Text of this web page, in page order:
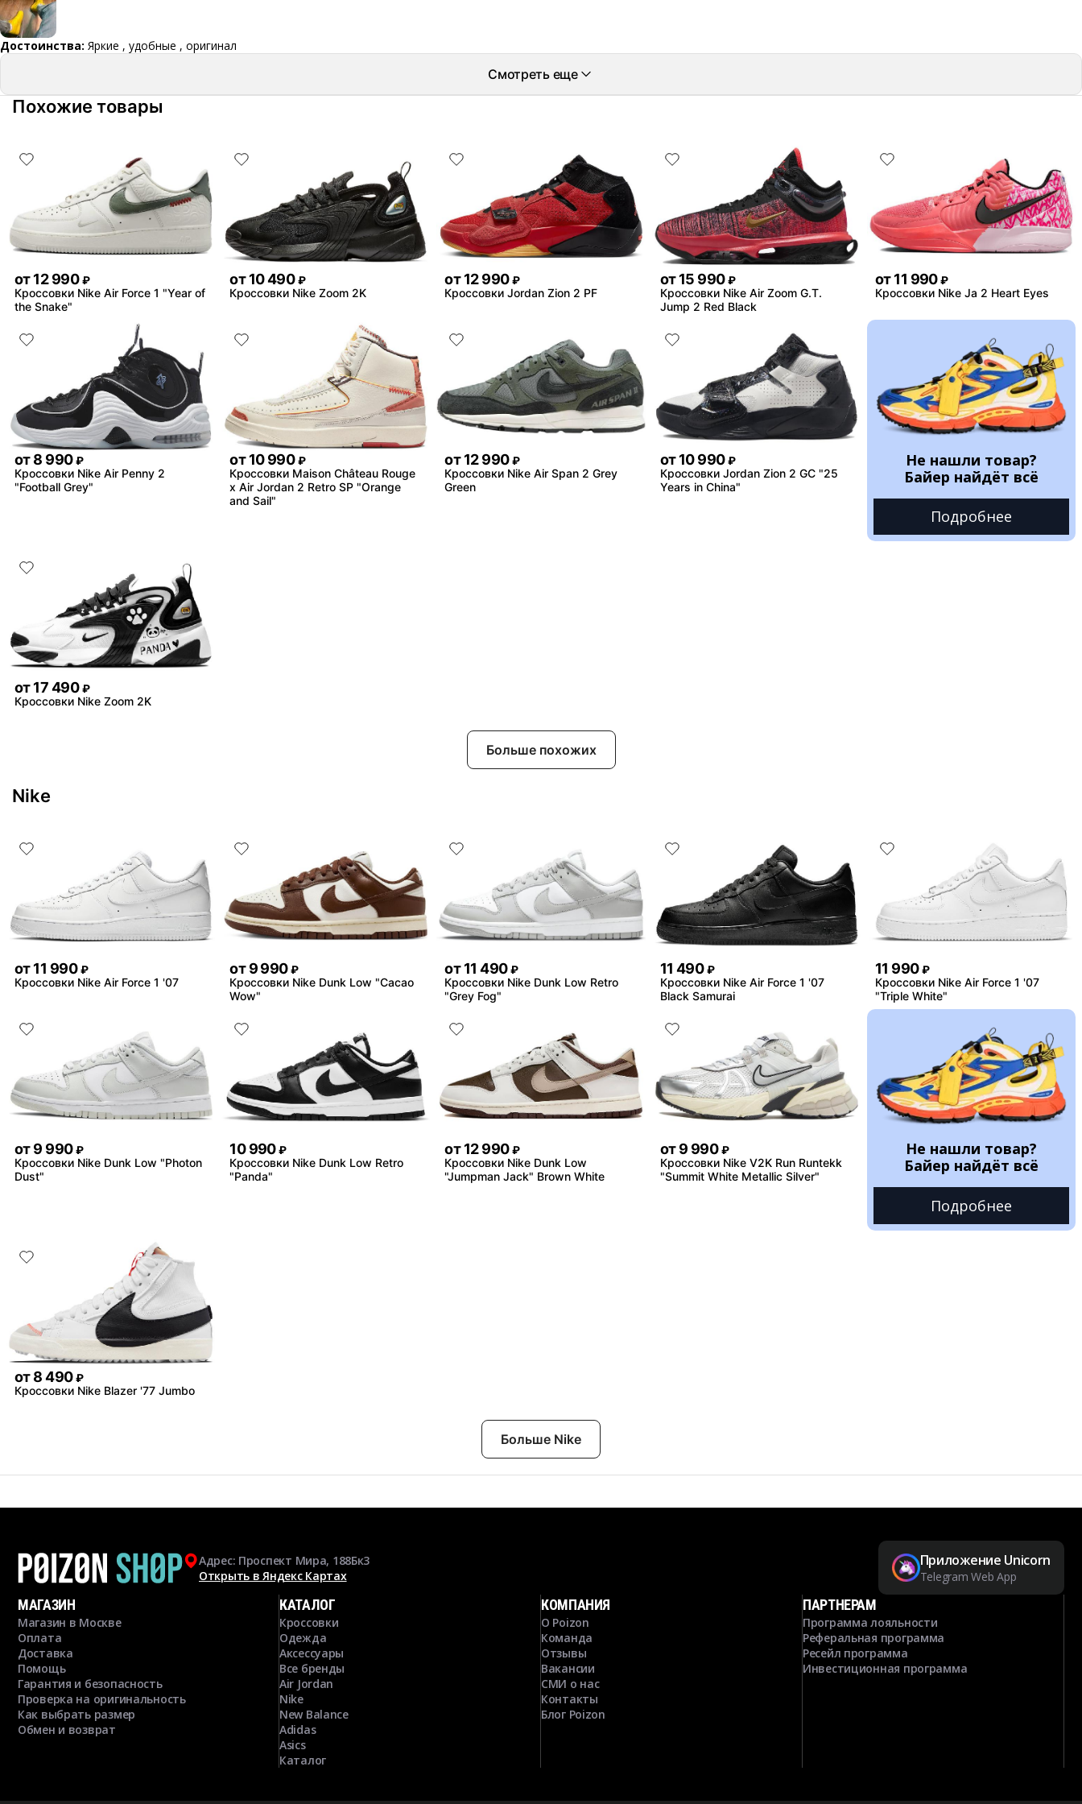
Достоинства: Яркие , удобные , оригинал
Смотреть еще
Похожие товары
от12 990 ₽
Кроссовки Nike Air Force 1 "Year of
the Snake"
от 10 490 ₽
Кроссовки Nike Zoom 2K
от 12 990 ₽
Кроссовки Jordan Zion 2 PF
от 15 990 ₽
Кроссовки Nike Air Zoom G.T.
Jump 2 Red Black
от 11 990 ₽
Кроссовки Nike Ja 2 Heart Eyes
от8 990 ₽
Кроссовки Nike Air Penny 2
"Football Grey"
от 10 990 ₽
Кроссовки Maison Château Rouge
x Air Jordan 2 Retro SP "Orange
and Sail"
от 12 990 ₽
Кроссовки Nike Air Span 2 Grey
Green
от 10 990 ₽
Кроссовки Jordan Zion 2 GC "25
Years in China"
Не нашли товар?
Байер найдёт всё
Подробнее
от17 490 ₽
Кроссовки Nike Zoom 2K
Больше похожих
Nike
от11 990 ₽
Кроссовки Nike Air Force 1 '07
от 9 990 ₽
Кроссовки Nike Dunk Low "Cacao
Wow"
от 11 490 ₽
Кроссовки Nike Dunk Low Retro
"Grey Fog"
11 490 ₽
Кроссовки Nike Air Force 1 '07
Black Samurai
11 990 ₽
Кроссовки Nike Air Force 1 '07
"Triple White"
от9 990 ₽
Кроссовки Nike Dunk Low "Photon
Dust"
10 990 ₽
Кроссовки Nike Dunk Low Retro
"Panda"
от 12 990 ₽
Кроссовки Nike Dunk Low
"Jumpman Jack" Brown White
от 9 990 ₽
Кроссовки Nike V2K Run Runtekk
"Summit White Metallic Silver"
Не нашли товар?
Байер найдёт всё
Подробнее
от8 490 ₽
Кроссовки Nike Blazer '77 Jumbo
Больше Nike
Адрес: Проспект Мира, 188Бк3
Открыть в Яндекс Картах
Приложение Unicorn
Telegram Web App
МАГАЗИН
Магазин в Москве
Оплата
Доставка
Помощь
Гарантия и безопасность
Проверка на оригинальность
Как выбрать размер
Обмен и возврат
КАТАЛОГ
Кроссовки
Одежда
Аксессуары
Все бренды
Air Jordan
Nike
New Balance
Adidas
Asics
Каталог
КОМПАНИЯ
О Poizon
Команда
Отзывы
Вакансии
СМИ о нас
Контакты
Блог Poizon
ПАРТНЕРАМ
Программа лояльности
Реферальная программа
Ресейл программа
Инвестиционная программа